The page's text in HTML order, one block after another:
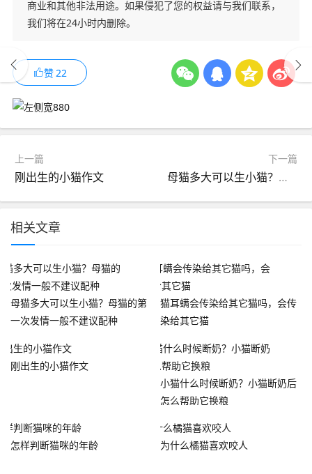
商业和其他非法用途。如果侵犯了您的权益请与我们联系，
我们将在24小时内删除。
赞22
上一篇
刚出生的小猫作文
下一篇
母猫多大可以生小猫？母猫的第一次发情一般不建议配种
相关文章
母猫多大可以生小猫？母猫的第
一次发情一般不建议配种
猫耳螨会传染给其它猫吗，会传
染给其它猫
刚出生的小猫作文
小猫什么时候断奶？小猫断奶后
怎么帮助它换粮
怎样判断猫咪的年龄 为什么橘猫喜欢咬人